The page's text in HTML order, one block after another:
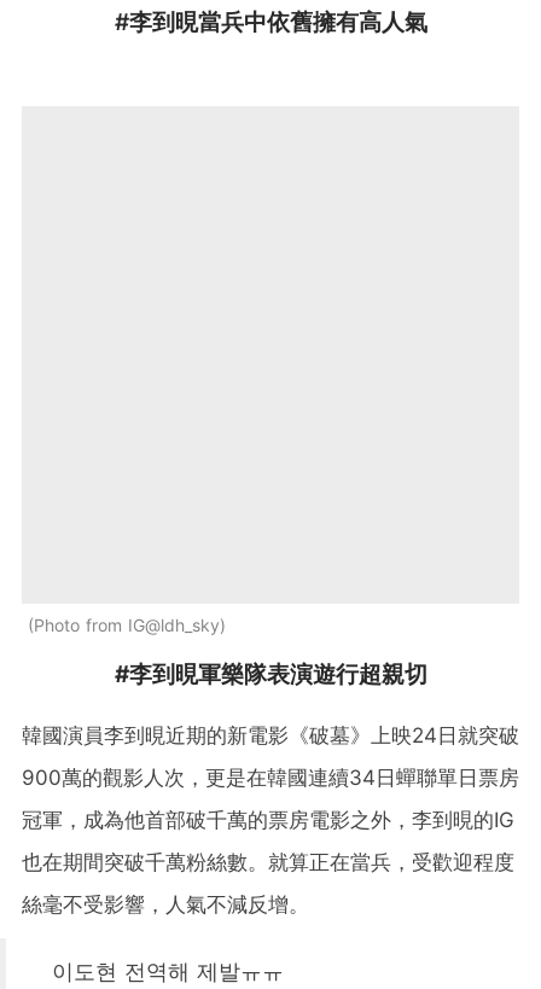
#李到晛當兵中依舊擁有高人氣
Photo from IG@ldh_sky
#李到晛軍樂隊表演遊行超親切
韓國演員李到晛近期的新電影《破墓》上映24日就突破
900萬的觀影人次，更是在韓國連續34日蟬聯單日票房
冠軍，成為他首部破千萬的票房電影之外，李到晛的IG
也在期間突破千萬粉絲數。就算正在當兵，受歡迎程度
絲毫不受影響，人氣不減反增。
이도현 전역해 제발ㅠㅠ